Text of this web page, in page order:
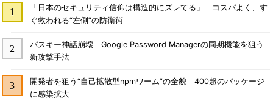
「日本のセキュリティ信仰は構造的にズレてる」 コスパよく、す
ぐ救われる“左側”の防衛術
パスキー神話崩壊 Google Password Managerの同期機能を狙う
新攻撃手法
開発者を狙う“自己拡散型npmワーム”の全貌 400超のパッケージ
に感染拡大